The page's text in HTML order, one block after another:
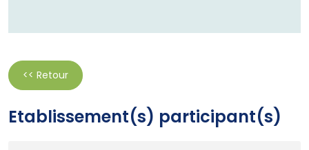
<< Retour
Etablissement(s) participant(s)